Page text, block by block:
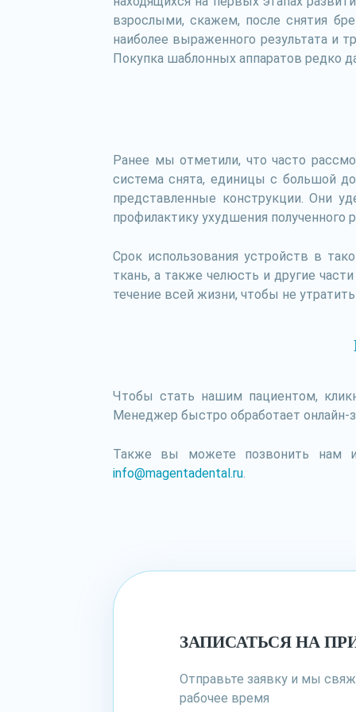
взрослыми, скажем, после снятия
наиболее выраженного результата и
Покупка шаблонных аппаратов редко
Ранее мы отметили, что часто
система снята, единицы с большой
представленные конструкции. Они
профилактику ухудшения полученного
Срок использования устройств в
ткань, а также челюсть и другие
течение всей жизни, чтобы не утратить
Чтобы стать нашим пациентом,
Менеджер быстро обработает онлайн-
Также вы можете позвонить нам
info@magentadental.ru.
ЗАПИСАТЬСЯ НА
Отправьте заявку и мы
рабочее время